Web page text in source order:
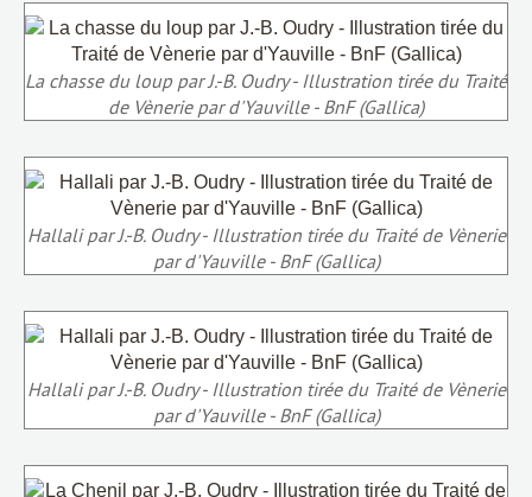
La chasse du loup par J.-B. Oudry - Illustration tirée du Traité
de Vènerie par d'Yauville - BnF (Gallica)
Hallali par J.-B. Oudry - Illustration tirée du Traité de Vènerie
par d'Yauville - BnF (Gallica)
Hallali par J.-B. Oudry - Illustration tirée du Traité de Vènerie
par d'Yauville - BnF (Gallica)